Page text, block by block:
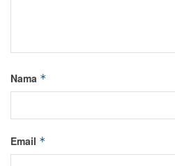
Nama *
Email *